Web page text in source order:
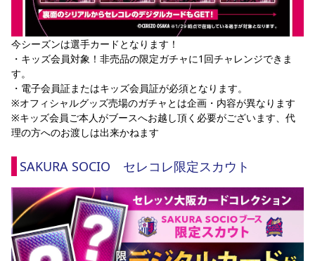
今シーズンは選手カードとなります！
・キッズ会員対象！非売品の限定ガチャに1回チャレンジできま
す。
・電子会員証またはキッズ会員証が必須となります。
※オフィシャルグッズ売場のガチャとは企画・内容が異なります
※キッズ会員ご本人がブースへお越し頂く必要がございます、代
理の方へのお渡しは出来かねます
SAKURA SOCIO　セレコレ限定スカウト